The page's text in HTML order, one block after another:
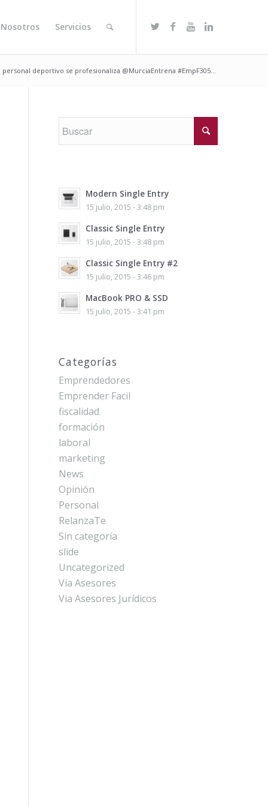
Servicios
deportivo se profesionaliza @MurciaEntrena #EmpF305...
Modern Single Entry
15 julio, 2015 - 3:48 pm
Classic Single Entry
15 julio, 2015 - 3:48 pm
Classic Single Entry #2
15 julio, 2015 - 3:46 pm
MacBook PRO & SSD
15 julio, 2015 - 3:41 pm
Categorías
Emprendedores
Emprender Facil
fiscalidad
formación
laboral
marketing
News
Opinión
Personal
RelanzaTe
Sin categoría
slide
Uncategorized
Vía Asesores
Via Asesores Jurídicos